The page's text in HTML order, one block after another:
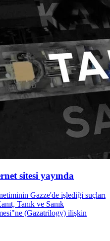
sitesi yayında
Gazze'de işlediği suçları
Tanık ve Sanık
(Gazatrilogy) ilişkin